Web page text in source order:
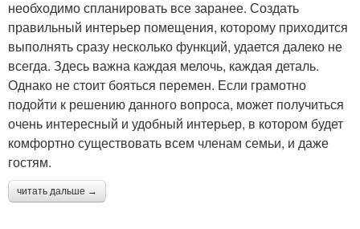
необходимо спланировать все заранее. Создать
правильный интерьер помещения, которому приходится
выполнять сразу несколько функций, удается далеко не
всегда. Здесь важна каждая мелочь, каждая деталь.
Однако не стоит бояться перемен. Если грамотно
подойти к решению данного вопроса, может получиться
очень интересный и удобный интерьер, в котором будет
комфортно существовать всем членам семьи, и даже
гостям.
читать дальше →